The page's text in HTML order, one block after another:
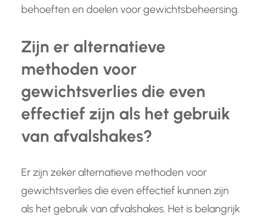
behoeften en doelen voor gewichtsbeheersing.
Zijn er alternatieve
methoden voor
gewichtsverlies die even
effectief zijn als het gebruik
van afvalshakes?
Er zijn zeker alternatieve methoden voor
gewichtsverlies die even effectief kunnen zijn
als het gebruik van afvalshakes. Het is belangrijk